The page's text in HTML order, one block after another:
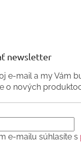
newsletter
e-mail a my Vám
o nových
e-mailu súhlasíte s